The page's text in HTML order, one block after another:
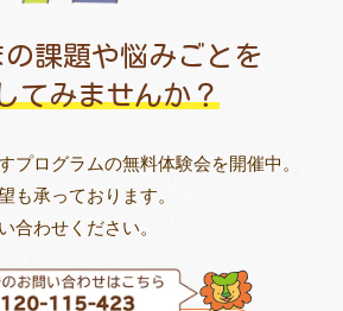
課題や悩みごとを
てみませんか？
プログラムの無料体験会を開催中。
も承っております。
合わせください。